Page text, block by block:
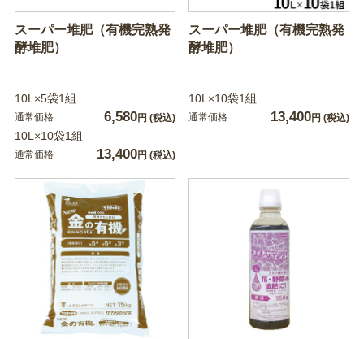
スーパー堆肥（有機完熟発
酵堆肥）
10L×5袋1組
通常価格 6,580円 (税込)
10L×10袋1組
通常価格 13,400円 (税込)
スーパー堆肥（有機完熟発
酵堆肥）
10L×10袋1組
通常価格 13,400円 (税込)